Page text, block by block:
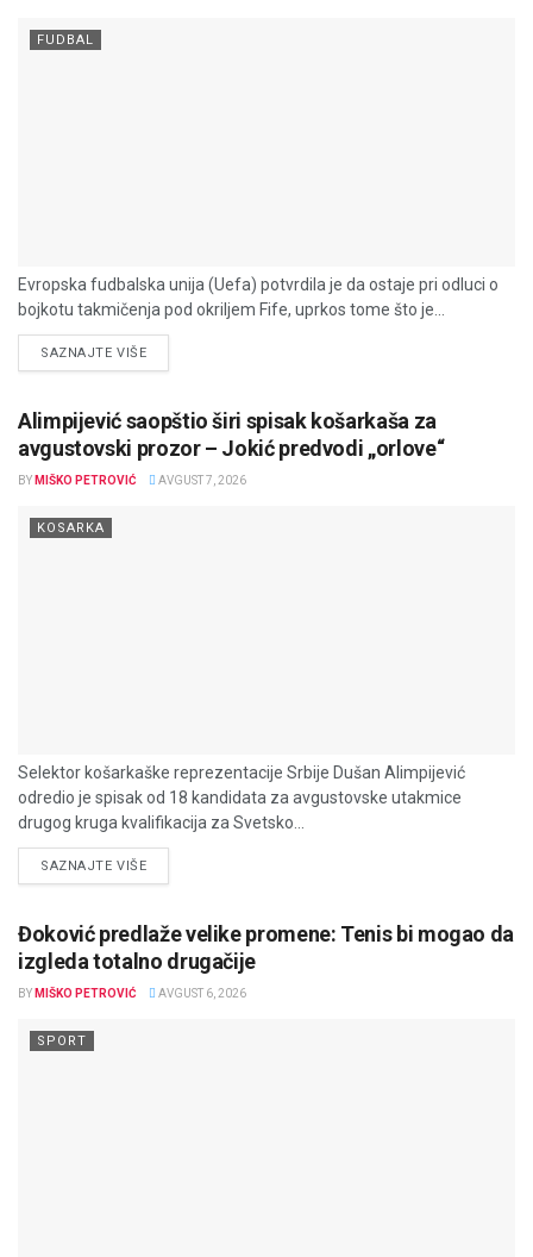
FUDBAL
Evropska fudbalska unija (Uefa) potvrdila je da ostaje pri odluci o
bojkotu takmičenja pod okriljem Fife, uprkos tome što je...
SAZNAJTE VIŠEDETAILS
Alimpijević saopštio širi spisak košarkaša za
avgustovski prozor – Jokić predvodi „orlove“
BY MIŠKO PETROVIĆ AVGUST 7, 2026
KOSARKA
Selektor košarkaške reprezentacije Srbije Dušan Alimpijević
odredio je spisak od 18 kandidata za avgustovske utakmice
drugog kruga kvalifikacija za Svetsko...
SAZNAJTE VIŠEDETAILS
Đoković predlaže velike promene: Tenis bi mogao da
izgleda totalno drugačije
BY MIŠKO PETROVIĆ AVGUST 6, 2026
SPORT